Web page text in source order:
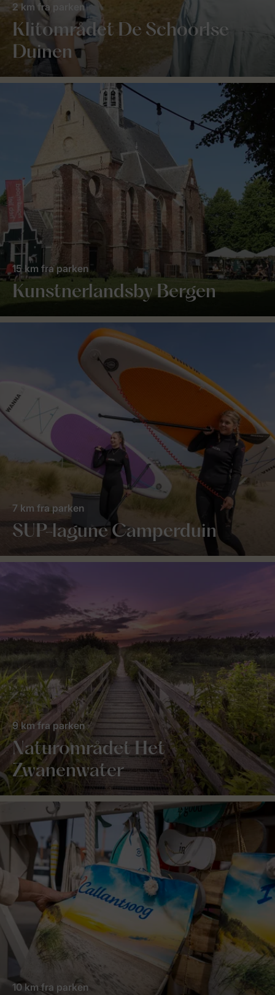
Klitområdet De Schoorlse
Duinen
2 km fra parken
Kunstnerlandsby Bergen
15 km fra parken
SUP-lagune Camperduin
7 km fra parken
Naturområdet Het
Zwanenwater
9 km fra parken
10 km fra parken